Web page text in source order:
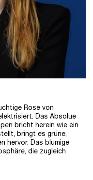
Rose von
Das Absolue
bricht herein wie ein
bringt es grüne,
hervor. Das blumige
die zugleich